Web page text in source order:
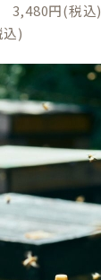
3,480円(税込)
)